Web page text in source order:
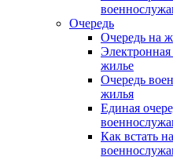
Очередь
Очередь на
жилье
Очередь
жилья
Единая
Как встать